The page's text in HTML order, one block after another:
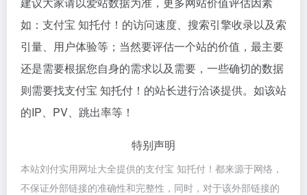
如：支付宝 知托付！的访问速度、搜索引擎收录以及索
引量、用户体验等；当然要评估一个站的价值，最主要
还是需要根据您自身的需求以及需要，一些确切的数据
则需要找支付宝 知托付！的站长进行洽谈提供。如该站
的IP、PV、跳出率等！
特别声明
本站刘付实用网址大全提供的支付宝 知托付！都来源于网络，
不保证外部链接的准确性和完整性，同时，对于该外部链接的